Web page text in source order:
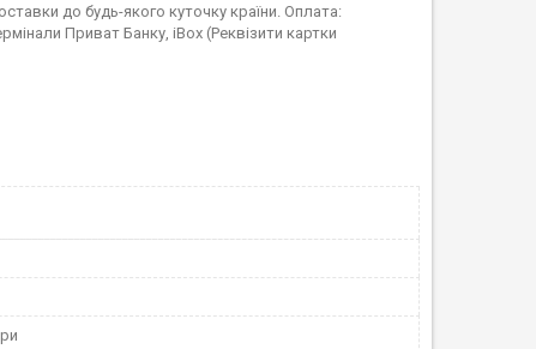
до будь-якого куточку країни. Оплата:
Приват Банку, iBox (Реквізити картки